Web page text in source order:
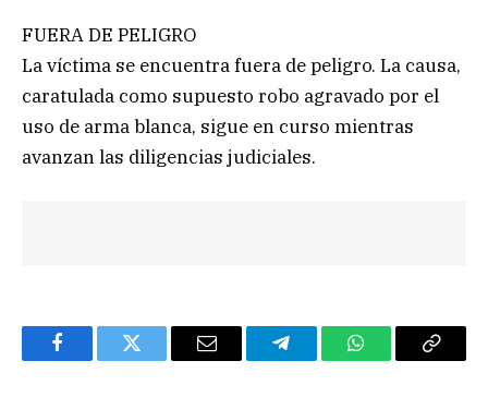
FUERA DE PELIGRO
La víctima se encuentra fuera de peligro. La causa,
caratulada como supuesto robo agravado por el
uso de arma blanca, sigue en curso mientras
avanzan las diligencias judiciales.
FacebookTwitter Email TelegramWhatsAppCopy